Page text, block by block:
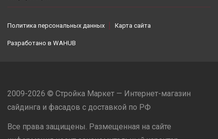
Политика персональных данных Карта сайта
Разработано в WAHUB
2009-2026 © Стройка Маркет — Интернет-магазин
сайдинга и фасадов с доставкой по РФ
Все права защищены. Размещенная на сайте